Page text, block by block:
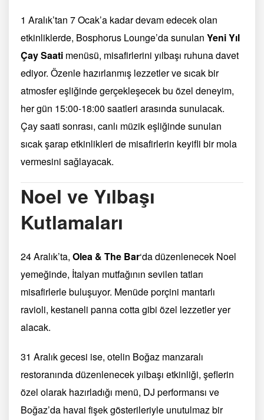
1 Aralık’tan 7 Ocak’a kadar devam edecek olan
etkinliklerde, Bosphorus Lounge’da sunulan Yeni Yıl
Çay Saati menüsü, misafirlerini yılbaşı ruhuna davet
ediyor. Özenle hazırlanmış lezzetler ve sıcak bir
atmosfer eşliğinde gerçekleşecek bu özel deneyim,
her gün 15:00-18:00 saatleri arasında sunulacak.
Çay saati sonrası, canlı müzik eşliğinde sunulan
sıcak şarap etkinlikleri de misafirlerin keyifli bir mola
vermesini sağlayacak.
Noel ve Yılbaşı
Kutlamaları
24 Aralık’ta, Olea & The Bar‘da düzenlenecek Noel
yemeğinde, İtalyan mutfağının sevilen tatları
misafirlerle buluşuyor. Menüde porçini mantarlı
ravioli, kestaneli panna cotta gibi özel lezzetler yer
alacak.
31 Aralık gecesi ise, otelin Boğaz manzaralı
restoranında düzenlenecek yılbaşı etkinliği, şeflerin
özel olarak hazırladığı menü, DJ performansı ve
Boğaz’da havai fişek gösterileriyle unutulmaz bir